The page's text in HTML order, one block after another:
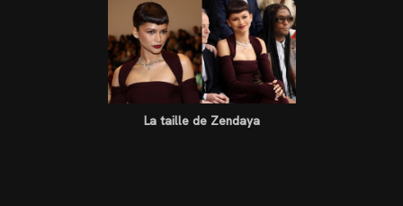
La taille de Zendaya